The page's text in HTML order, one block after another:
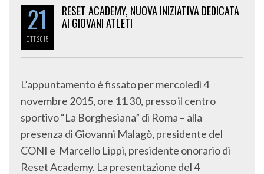
21
OTT2015
RESET ACADEMY, NUOVA INIZIATIVA DEDICATA
AI GIOVANI ATLETI
L’appuntamento è fissato per mercoledì 4
novembre 2015, ore 11.30, presso il centro
sportivo “La Borghesiana” di Roma – alla
presenza di Giovanni Malagò, presidente del
CONI e Marcello Lippi, presidente onorario di
Reset Academy. La presentazione del 4